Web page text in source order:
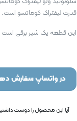
قدرت لیفتراک کوماتسو است.
این قطعه یک شیر برقی است
در واتساپ سفارش
آیا این محصول را دوست